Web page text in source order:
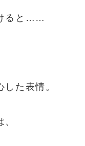
ると……
た表情。